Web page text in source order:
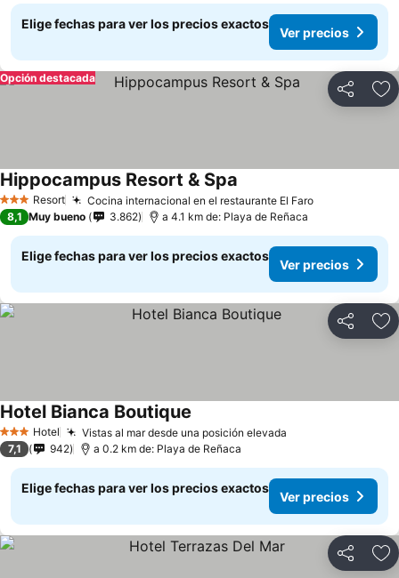
Elige fechas para ver los precios exactos
Ver precios
Compartir
Opción destacada
3 EstrellasResort Cocina internacional en el restaurante El Faro
Hippocampus Resort & Spa
8,1 Muy bueno 3.862 a 4.1 km de: Playa de Reñaca
Elige fechas para ver los precios exactos
Ver precios
Compartir
3 Estrellas
Hotel Vistas al mar desde una posición elevada
Hotel Bianca Boutique
7,1 942 a 0.2 km de: Playa de Reñaca
Elige fechas para ver los precios exactos
Ver precios
Compartir